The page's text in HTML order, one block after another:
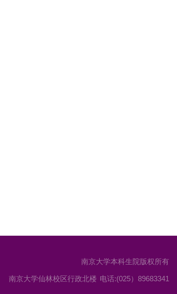
南京大学本科生院版权所有
南京大学仙林校区行政北楼 电话:(025）89683341